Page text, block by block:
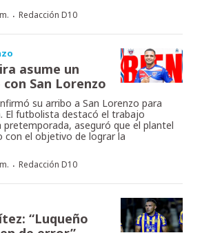
· Redacción D10
asume un
San Lorenzo
su arribo a San Lorenzo para
El futbolista destacó el trabajo
pretemporada, aseguró que el plantel
el objetivo de lograr la
· Redacción D10
“Luqueño